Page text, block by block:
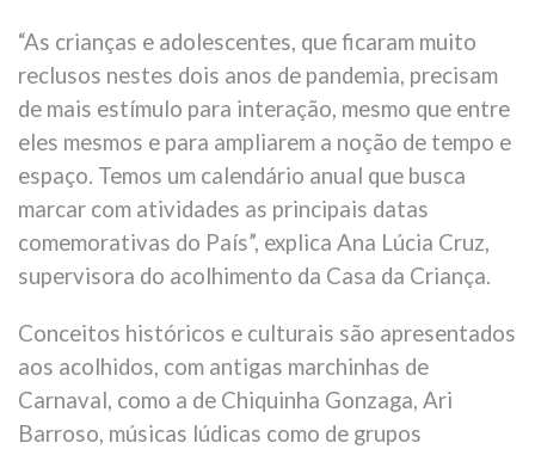
“As crianças e adolescentes, que ficaram muito
reclusos nestes dois anos de pandemia, precisam
de mais estímulo para interação, mesmo que entre
eles mesmos e para ampliarem a noção de tempo e
espaço. Temos um calendário anual que busca
marcar com atividades as principais datas
comemorativas do País”, explica Ana Lúcia Cruz,
supervisora do acolhimento da Casa da Criança.
Conceitos históricos e culturais são apresentados
aos acolhidos, com antigas marchinhas de
Carnaval, como a de Chiquinha Gonzaga, Ari
Barroso, músicas lúdicas como de grupos